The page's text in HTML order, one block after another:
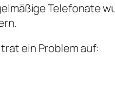
Telefonate
ein Problem auf: